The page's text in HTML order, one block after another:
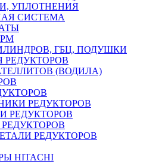
УПЛОТНЕНИЯ
СИСТЕМА
ГБЦ, ПОДУШКИ
РЕДУКТОРОВ
(ВОДИЛА)
РЕДУКТОРОВ
РЕДУКТОРОВ
РЕДУКТОРОВ
HITACHI